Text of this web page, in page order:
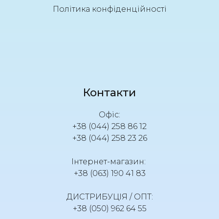
Політика конфіденційності
Контакти
Офіс:
+38 (044) 258 86 12
+38 (044) 258 23 26
Інтернет-магазин:
+38 (063) 190 41 83
ДИСТРИБУЦІЯ / ОПТ:
+38 (050) 962 64 55